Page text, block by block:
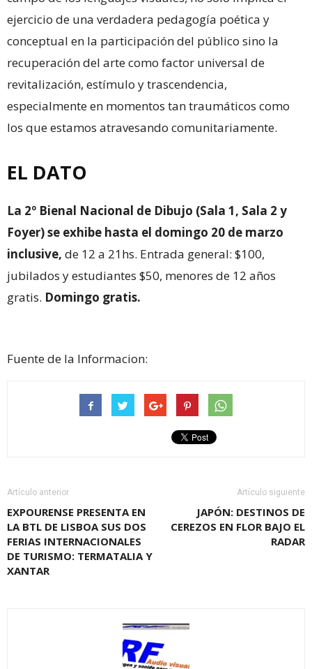
ejercicio de una verdadera pedagogía poética y
conceptual en la participación del público sino la
recuperación del arte como factor universal de
revitalización, estímulo y trascendencia,
especialmente en momentos tan traumáticos como
los que estamos atravesando comunitariamente.
EL DATO
La 2º Bienal Nacional de Dibujo (Sala 1, Sala 2 y
Foyer) se exhibe hasta el domingo 20 de marzo
inclusive, de 12 a 21hs. Entrada general: $100,
jubilados y estudiantes $50, menores de 12 años
gratis. Domingo gratis.
Fuente de la Informacion:
Artículo anterior
EXPOURENSE PRESENTA EN
LA BTL DE LISBOA SUS DOS
FERIAS INTERNACIONALES
DE TURISMO: TERMATALIA Y
XANTAR
Artículo siguiente
JAPÓN: DESTINOS DE
CEREZOS EN FLOR BAJO EL
RADAR